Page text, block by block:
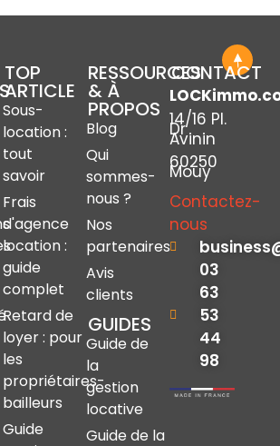
TOP
ARTICLE
Sous-
location :
tout
savoir
Frais
d'agence
location :
guide
complet
Retard de
loyer : pour
les
propriétaires-
bailleurs
Guide
RESSOURCES
& À
PROPOS
Blog
Qui
sommes-
nous ?
Nos
partenaires
Avis
clients
GUIDES
Guide de
la
gestion
locative
Guide de la
CONTACT
14/16 Pl.
Dr
Avinin
60250
Mouy
Contactez-
nous
03
63
53
44
98